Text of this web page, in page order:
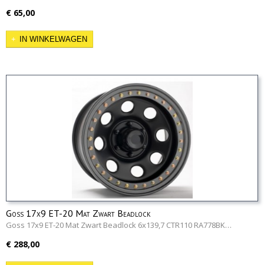
€ 65,00
IN WINKELWAGEN
Goss 17x9 ET-20 Mat Zwart Beadlock
Goss 17x9 ET-20 Mat Zwart Beadlock 6x139,7 CTR110 RA778BK…
€ 288,00